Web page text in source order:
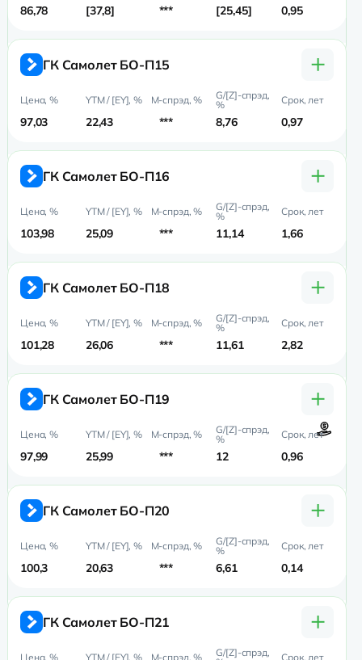
86,78 37,8 *** 25,45 0,95
ГК Самолет БО-П15 +
97,03 22,43 *** 8,76 0,97
ГК Самолет БО-П16 +
103,98 25,09 *** 11,14 1,66
ГК Самолет БО-П18 +
101,28 26,06 *** 11,61 2,82
ГК Самолет БО-П19 +
97,99 25,99 *** 12 0,96
ГК Самолет БО-П20 +
100,3 20,63 *** 6,61 0,14
ГК Самолет БО-П21 +